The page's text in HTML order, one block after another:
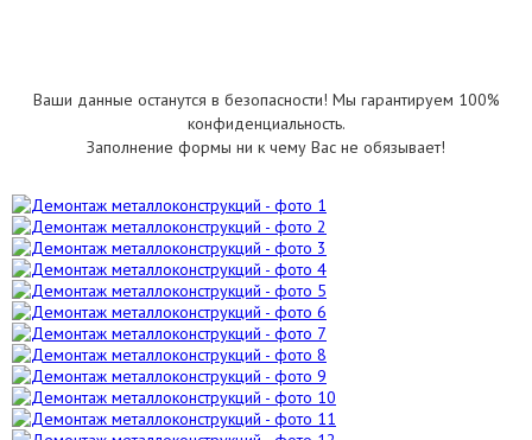
Ваши данные останутся в безопасности! Мы гарантируем 100%
конфиденциальность.
Заполнение формы ни к чему Вас не обязывает!